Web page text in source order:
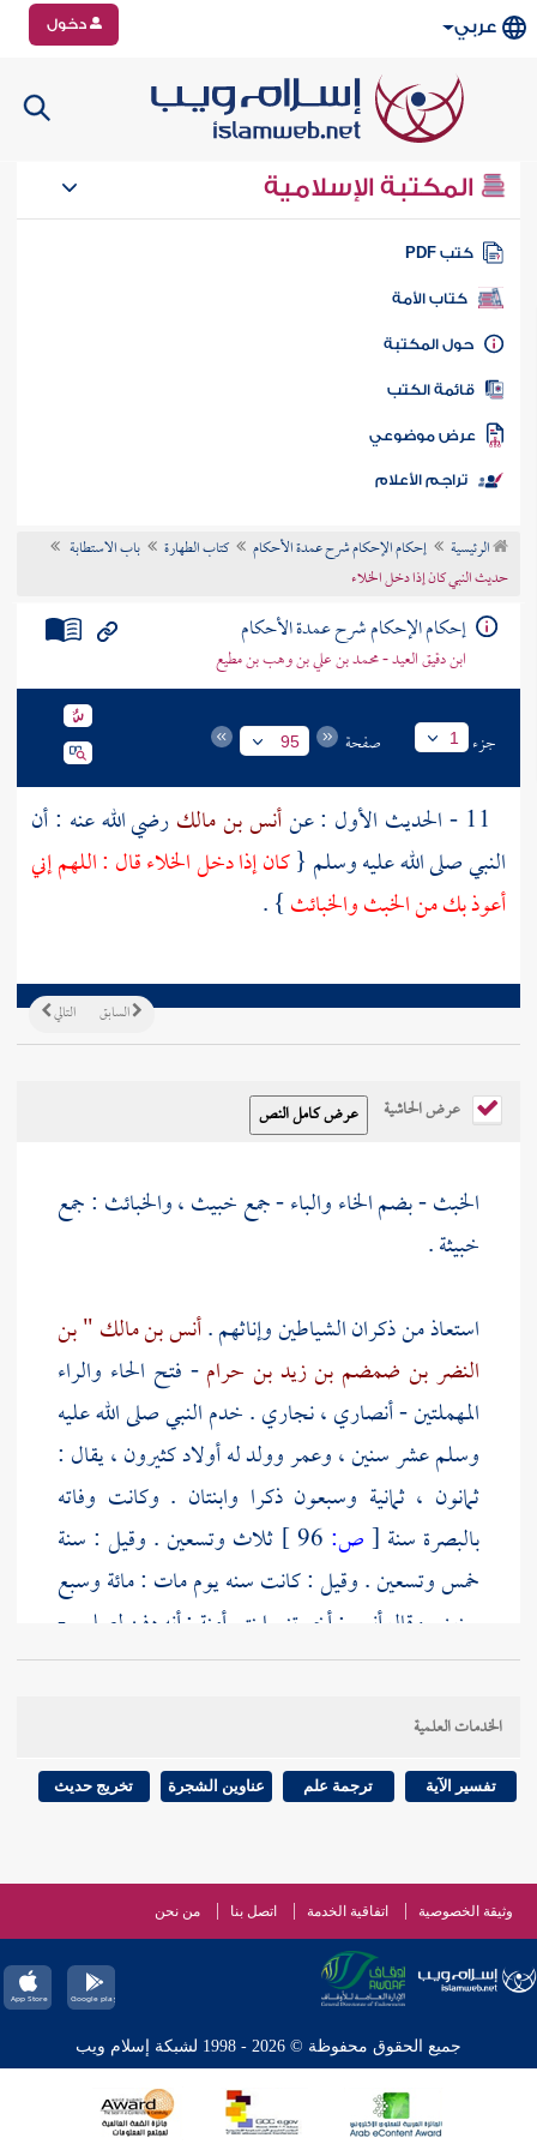
عربي دخول
المكتبة الإسلامية
كتب PDF
كتاب الأمة
المكتبة
الكتب
موضوعي
تراجم الأعلام
الرئيسية إحكام الإحكام شرح عمدة الأحكام كتاب الطهارة
باب الاستطابة
حديث النبي كان إذا دخل الخلاء
إحكام الإحكام شرح عمدة الأحكام
ابن دقيق العيد - محمد بن علي بن وهب بن مطيع
جزء 1 صفحة 95
أنس بن مالكرضي الله عنه : أن
النبي صلى الله عليه وسلم {كان إذا دخل الخلاء قال : اللهم إني
أعوذ بك من الخبث والخبائث} .
التالي السابق
عرض الحاشية
الخبث - بضم الخاء والباء - جمع خبيث ، والخبائث : جمع
خبيثة .
استعاذ من ذكران الشياطين وإناثهم .أنس بن مالك " بن
النضر بن ضمضم بن زيد بن حرام- فتح الحاء والراء
المهملتين - أنصاري ، نجاري . خدم النبي صلى الله عليه
وسلم عشر سنين ، وعمر وولد له أولاد كثيرون ، يقال :
ثمانون ، ثمانية وسبعون ذكرا وابنتان . وكانت وفاته
بالبصرة سنة [ص:
ثلاث وتسعين . وقيل : سنة
خمس وتسعين . وقيل : كانت سنه يوم مات : مائة وسبع
سنين . وقالأنس : أخبرتني ابنتيأمنة : أنه دفن لصلبي -
إلى مقدمالحجاجالبصرة- بضع وعشرون ومائة .
الكلام على هذا الحديث من وجوه :
وما يقوم مقامه .
مأخوذ من الطيب ، يقال : استطاب الرجل فهو مستطيب
. وأطاب ، فهو مطيب .
الثاني : " الخلاء " بالمد في الأصل : هو المكان الخالي .
كانوا يقصدونه لقضاء الحاجة .
الخدمات العلمية
تفسير الآية ترجمة علم عناوين الشجرة تخريج حديث
وثيقة الخصوصية اتفاقية الخدمة اتصل بنا من نحن
جميع الحقوق محفوظة © 2026 - 1998 لشبكة إسلام ويب